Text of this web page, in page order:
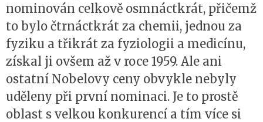
nominován celkově osmnáctkrát, přičemž
to bylo čtrnáctkrát za chemii, jednou za
fyziku a třikrát za fyziologii a medicínu,
získal ji ovšem až v roce 1959. Ale ani
ostatní Nobelovy ceny obvykle nebyly
uděleny při první nominaci. Je to prostě
oblast s velkou konkurencí a tím více si